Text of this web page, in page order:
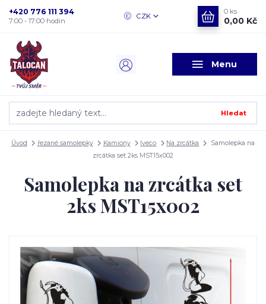
Menu
CZK
Hledat
+420 776 111 394
7:00 - 17:00 hodin
0 ks
0,00 Kč
Úvod řezané samolepky Kamiony Iveco Na zrcátka
Samolepka na
zrcátka set 2ks MST15x002
Samolepka na zrcátka set
2ks MST15x002